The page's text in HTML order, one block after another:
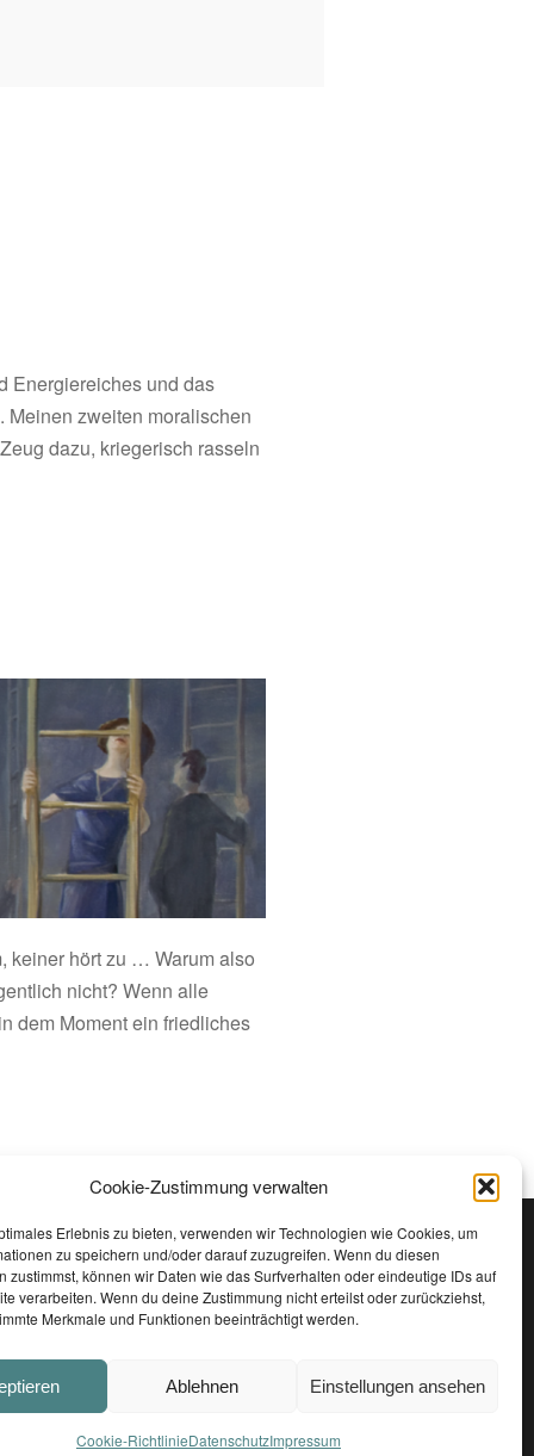
Cookie-Zustimmung verwalten
Erlebnis zu bieten, verwenden wir Technologien wie Cookies, um
zu speichern und/oder darauf zuzugreifen. Wenn du diesen
zustimmst, können wir Daten wie das Surfverhalten oder eindeutige IDs auf
verarbeiten. Wenn du deine Zustimmung nicht erteilst oder zurückziehst,
Merkmale und Funktionen beeinträchtigt werden.
Ablehnen Einstellungen ansehen
Cookie-RichtlinieDatenschutzImpressum
Energiereiches und das
Meinen zweiten moralischen
dazu, kriegerisch rasseln
keiner hört zu … Warum also
nicht? Wenn alle
dem Moment ein friedliches
TRAUMTON RECORDS
| IMPRESSUM | DATENSCHUTZ